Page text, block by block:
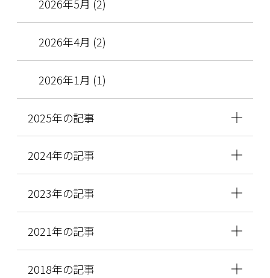
2026年5月 (2)
2026年4月 (2)
2026年1月 (1)
2025年の記事
2024年の記事
2023年の記事
2021年の記事
2018年の記事